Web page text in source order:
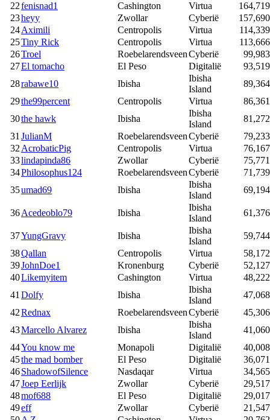
22fenisnad1 Cashington Virtua
23heyy Zwollar Cyberië
24Aximili Centropolis Virtua
25Tiny Rick Centropolis Virtua
26Troel RoebelarendsveenCyberië
27El tomacho El Peso Digitalië
28rabawe10 Ibisha
Ibisha
Island
29the99percent Centropolis Virtua
30the hawk Ibisha
Ibisha
Island
31JulianM RoebelarendsveenCyberië
32AcrobaticPig Centropolis Virtua
33lindapinda86 Zwollar Cyberië
34Philosophus124 RoebelarendsveenCyberië
35umad69 Ibisha
Ibisha
Island
36Acedeoblo79 Ibisha
Ibisha
Island
37YungGravy Ibisha
Ibisha
Island
38Qallan Centropolis Virtua
39JohnDoe1 Kronenburg Cyberië
40Likemyitem Cashington Virtua
41Dolfy Ibisha
Ibisha
Island
42Rednax RoebelarendsveenCyberië
43Marcello Alvarez Ibisha
Ibisha
Island
44You know me Monapoli Digitalië
45the mad bomber El Peso Digitalië
46ShadowofSilence Nasdaqar Virtua
47Joep Eerlijk Zwollar Cyberië
48mof688 El Peso Digitalië
49eff Zwollar Cyberië